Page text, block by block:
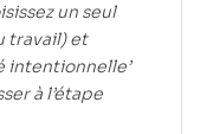
un seul
travail) et
intentionnelle’
à l’étape